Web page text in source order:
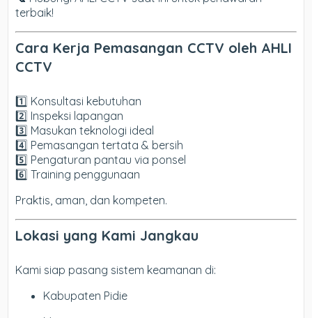
terbaik!
Cara Kerja Pemasangan CCTV oleh AHLI
CCTV
1️⃣ Konsultasi kebutuhan
2️⃣ Inspeksi lapangan
3️⃣ Masukan teknologi ideal
4️⃣ Pemasangan tertata & bersih
5️⃣ Pengaturan pantau via ponsel
6️⃣ Training penggunaan
Praktis, aman, dan kompeten.
Lokasi yang Kami Jangkau
Kami siap pasang sistem keamanan di:
Kabupaten Pidie